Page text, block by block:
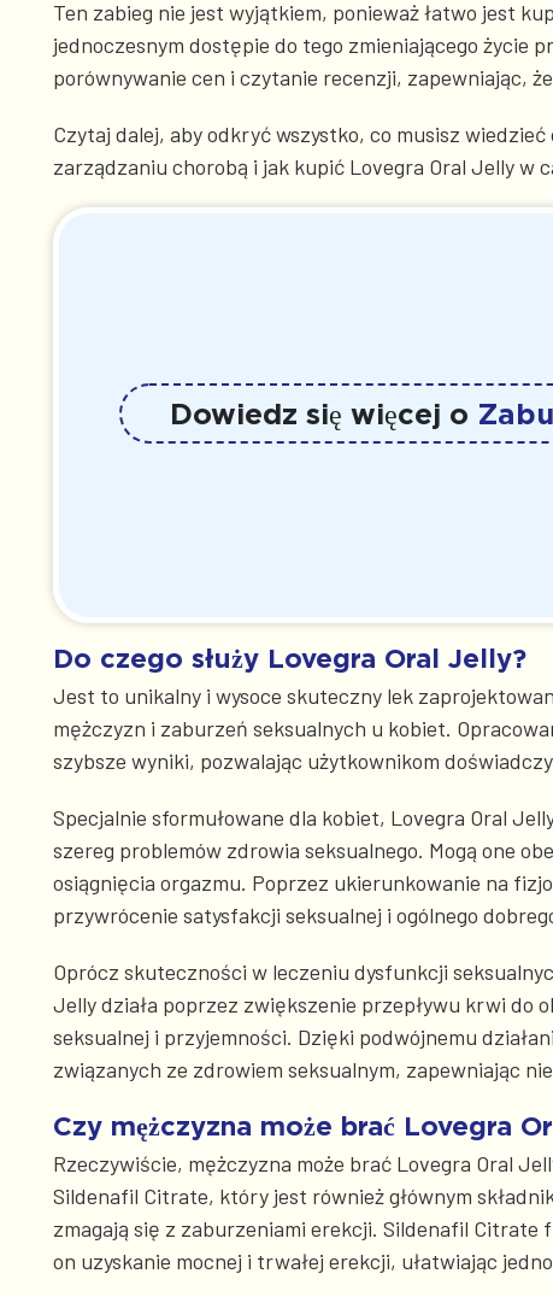
Ten zabieg nie jest wyjątkiem, ponieważ łatwo jest
jednoczesnym dostępie do tego zmieniającego życie
porównywanie cen i czytanie recenzji, zapewniając,
Czytaj dalej, aby odkryć wszystko, co musisz
zarządzaniu chorobą i jak kupić Lovegra Oral Jelly w
Dowiedz się więcej o
Do czego służy Lovegra Oral Jelly?
Jest to unikalny i wysoce skuteczny lek
mężczyzn i zaburzeń seksualnych u kobiet.
szybsze wyniki, pozwalając użytkownikom
Specjalnie sformułowane dla kobiet, Lovegra Oral
szereg problemów zdrowia seksualnego. Mogą one
osiągnięcia orgazmu. Poprzez ukierunkowanie na
przywrócenie satysfakcji seksualnej i ogólnego
Oprócz skuteczności w leczeniu dysfunkcji
Jelly działa poprzez zwiększenie przepływu krwi do
seksualnej i przyjemności. Dzięki podwójnemu
związanych ze zdrowiem seksualnym, zapewniając
Czy mężczyzna może brać Lovegra
Rzeczywiście, mężczyzna może brać Lovegra Oral
Sildenafil Citrate, który jest również głównym
zmagają się z zaburzeniami erekcji. Sildenafil
on uzyskanie mocnej i trwałej erekcji, ułatwiając